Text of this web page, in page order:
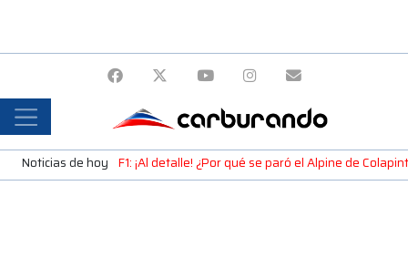
Noticias de hoy F1: ¡Al detalle! ¿Por qué se paró el Alpine de